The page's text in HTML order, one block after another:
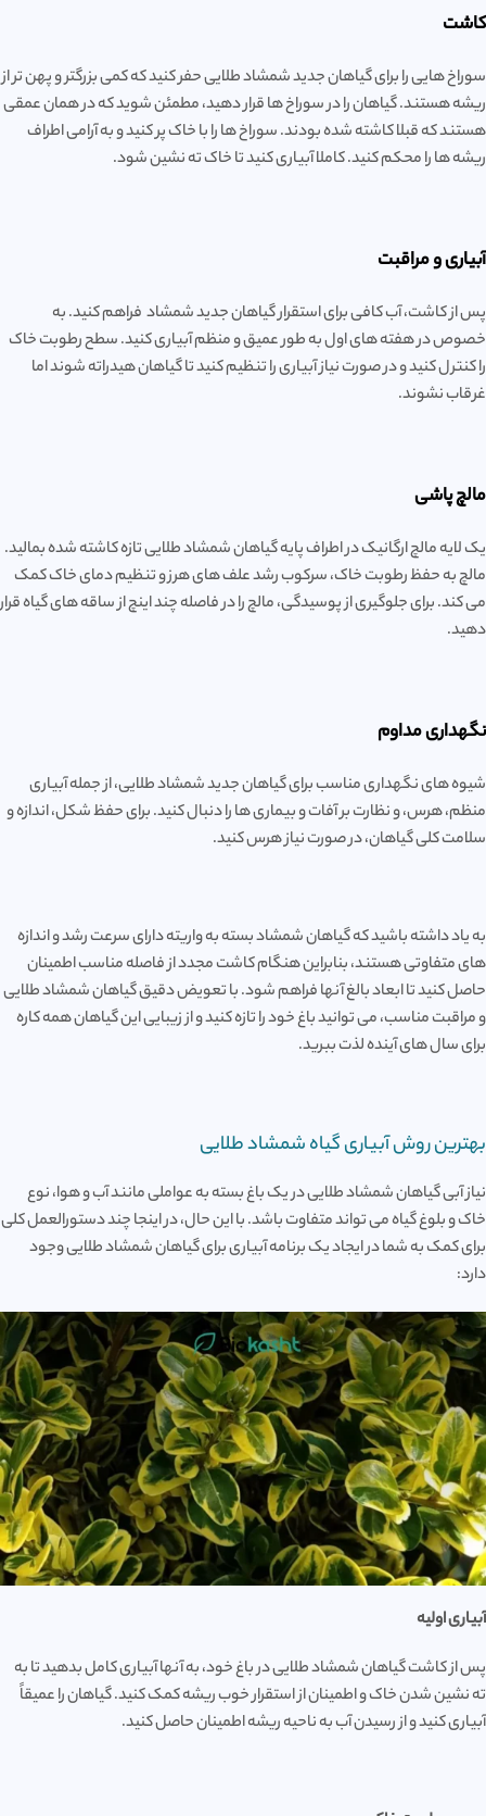
کاشت
سوراخ هایی را برای گیاهان جدید شمشاد طلایی حفر کنید که کمی بزرگتر و پهن تر از
ریشه هستند. گیاهان را در سوراخ ها قرار دهید، مطمئن شوید که در همان عمقی
هستند که قبلا کاشته شده بودند. سوراخ ها را با خاک پر کنید و به آرامی اطراف
ریشه ها را محکم کنید. کاملا آبیاری کنید تا خاک ته نشین شود.
آبیاری و مراقبت
پس از کاشت، آب کافی برای استقرار گیاهان جدید شمشاد فراهم کنید. به
خصوص در هفته های اول به طور عمیق و منظم آبیاری کنید. سطح رطوبت خاک
را کنترل کنید و در صورت نیاز آبیاری را تنظیم کنید تا گیاهان هیدراته شوند اما
غرقاب نشوند.
مالچ پاشی
یک لایه مالچ ارگانیک در اطراف پایه گیاهان شمشاد طلایی تازه کاشته شده بمالید.
مالچ به حفظ رطوبت خاک، سرکوب رشد علف های هرز و تنظیم دمای خاک کمک
می کند. برای جلوگیری از پوسیدگی، مالچ را در فاصله چند اینچ از ساقه های گیاه قرار
دهید.
نگهداری مداوم
شیوه های نگهداری مناسب برای گیاهان جدید شمشاد طلایی، از جمله آبیاری
منظم، هرس، و نظارت بر آفات و بیماری ها را دنبال کنید. برای حفظ شکل، اندازه و
سلامت کلی گیاهان، در صورت نیاز هرس کنید.
به یاد داشته باشید که گیاهان شمشاد بسته به واریته دارای سرعت رشد و اندازه
های متفاوتی هستند، بنابراین هنگام کاشت مجدد از فاصله مناسب اطمینان
حاصل کنید تا ابعاد بالغ آنها فراهم شود. با تعویض دقیق گیاهان شمشاد طلایی
و مراقبت مناسب، می توانید باغ خود را تازه کنید و از زیبایی این گیاهان همه کاره
برای سال های آینده لذت ببرید.
بهترین روش آبیاری گیاه شمشاد طلایی
نیاز آبی گیاهان شمشاد طلایی در یک باغ بسته به عواملی مانند آب و هوا، نوع
خاک و بلوغ گیاه می تواند متفاوت باشد. با این حال، در اینجا چند دستورالعمل کلی
برای کمک به شما در ایجاد یک برنامه آبیاری برای گیاهان شمشاد طلایی وجود
دارد:
آبیاری اولیه
پس از کاشت گیاهان شمشاد طلایی در باغ خود، به آنها آبیاری کامل بدهید تا به
ته نشین شدن خاک و اطمینان از استقرار خوب ریشه کمک کنید. گیاهان را عمیقاً
آبیاری کنید و از رسیدن آب به ناحیه ریشه اطمینان حاصل کنید.